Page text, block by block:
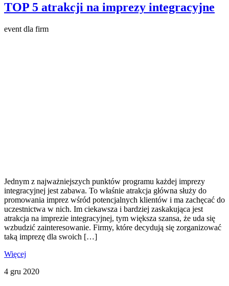
TOP 5 atrakcji na imprezy integracyjne
event dla firm
Jednym z najważniejszych punktów programu każdej imprezy
integracyjnej jest zabawa. To właśnie atrakcja główna służy do
promowania imprez wśród potencjalnych klientów i ma zachęcać do
uczestnictwa w nich. Im ciekawsza i bardziej zaskakująca jest
atrakcja na imprezie integracyjnej, tym większa szansa, że uda się
wzbudzić zainteresowanie. Firmy, które decydują się zorganizować
taką imprezę dla swoich […]
Więcej
4 gru 2020